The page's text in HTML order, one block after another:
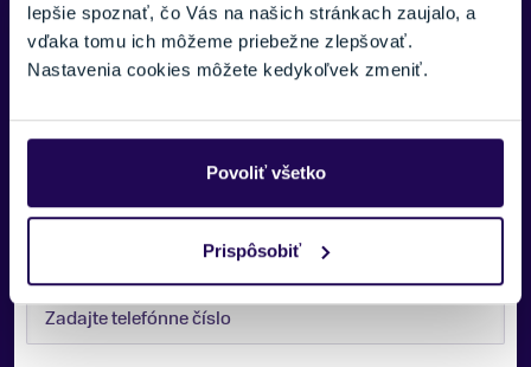
lepšie spoznať, čo Vás na našich stránkach zaujalo, a
vďaka tomu ich môžeme priebežne zlepšovať.
Nastavenia cookies môžete kedykoľvek zmeniť.
Povoliť všetko
Prispôsobiť
Leki
Zobraziť menej
pre vás.
VAŠE MENO: